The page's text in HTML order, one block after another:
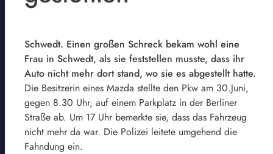
Schwedt. Einen großen Schreck bekam wohl eine
Frau in Schwedt, als sie feststellen musste, dass ihr
Auto nicht mehr dort stand, wo sie es abgestellt hatte.
Die Besitzerin eines Mazda stellte den Pkw am 30.Juni,
gegen 8.30 Uhr, auf einem Parkplatz in der Berliner
Straße ab. Um 17 Uhr bemerkte sie, dass das Fahrzeug
nicht mehr da war. Die Polizei leitete umgehend die
Fahndung ein.